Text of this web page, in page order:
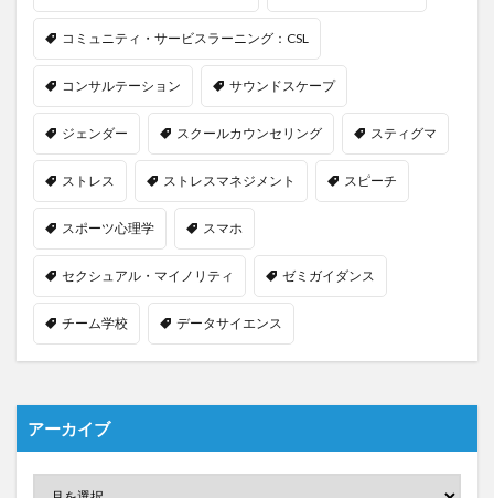
コミュニティ・サービスラーニング：CSL
コンサルテーション サウンドスケープ
ジェンダー スクールカウンセリング スティグマ
ストレス ストレスマネジメント スピーチ
スポーツ心理学 スマホ
セクシュアル・マイノリティ ゼミガイダンス
チーム学校 データサイエンス
アーカイブ